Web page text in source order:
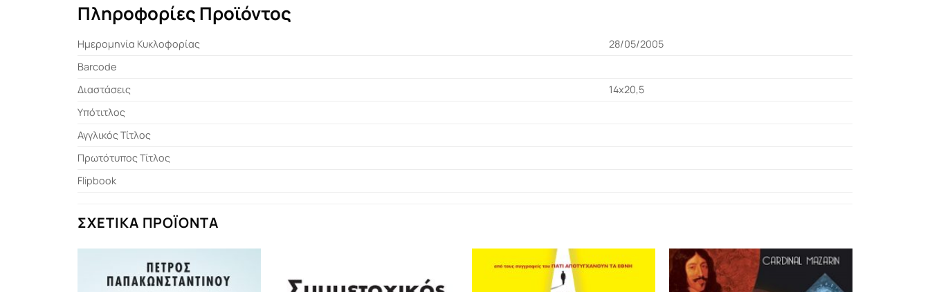
Πληροφορίες Προϊόντος
Ημερομηνία Κυκλοφορίας
28/05/2005
Barcode
Διαστάσεις
14χ20,5
Υπότιτλος
Αγγλικός Τίτλος
Πρωτότυπος Τίτλος
Flipbook
ΣΧΕΤΙΚΆ ΠΡΟΪΌΝΤΑ